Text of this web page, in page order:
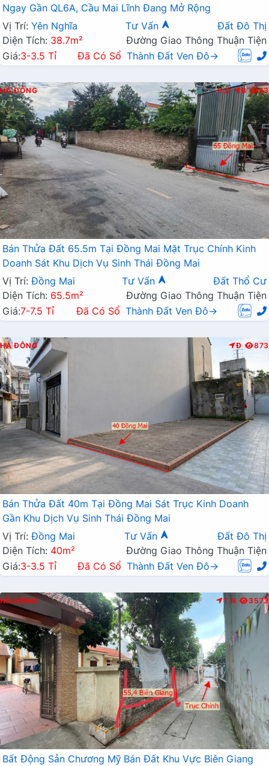
Ngay Gần QL6A, Cầu Mai Lĩnh Đang Mở Rộng
Vị Trí: Yên Nghĩa Tư Vấn
Đất Đô Thị
Diện Tích: 38.7m²
Đường Giao Thông Thuận Tiện
Giá:3-3.5 Tỉ Đã Có Sổ Thành Đất Ven Đô→
HÀ ĐÔNG K.D B 83
Bán Thửa Đất 65.5m Tại Đồng Mai Mặt Trục Chính Kinh
Doanh Sát Khu Dịch Vụ Sinh Thái Đồng Mai
Vị Trí: Đồng Mai Tư Vấn
Đất Thổ Cư
Diện Tích: 65.5m²
Đường Giao Thông Thuận Tiện
Giá:7-7.5 Tỉ Đã Có Sổ Thành Đất Ven Đô→
HÀ ĐÔNG Đ 873
Bán Thửa Đất 40m Tại Đồng Mai Sát Trục Kinh Doanh
Gần Khu Dịch Vụ Sinh Thái Đồng Mai
Vị Trí: Đồng Mai Tư Vấn
Đất Đô Thị
Diện Tích: 40m²
Đường Giao Thông Thuận Tiện
Giá:3-3.5 Tỉ Đã Có Sổ Thành Đất Ven Đô→
HÀ ĐÔNG T.N 3573
Bất Động Sản Chương Mỹ Bán Đất Khu Vực Biên Giang